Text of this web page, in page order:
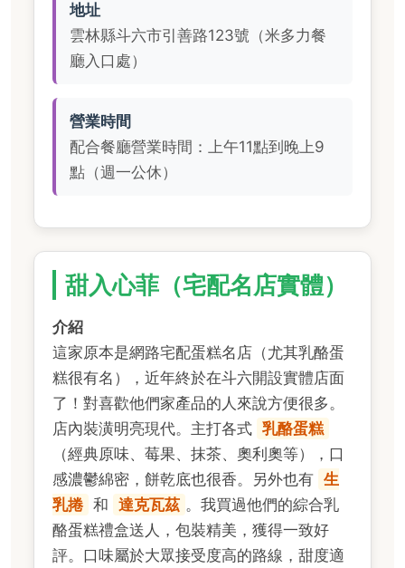
地址
雲林縣斗六市引善路123號（米多力餐
廳入口處）
營業時間
配合餐廳營業時間：上午11點到晚上9
點（週一公休）
甜入心菲（宅配名店實體）
介紹
這家原本是網路宅配蛋糕名店（尤其乳酪蛋
糕很有名），近年終於在斗六開設實體店面
了！對喜歡他們家產品的人來說方便很多。
店內裝潢明亮現代。主打各式 乳酪蛋糕
（經典原味、莓果、抹茶、奧利奧等），口
感濃鬱綿密，餅乾底也很香。另外也有 生
乳捲 和 達克瓦茲 。我買過他們的綜合乳
酪蛋糕禮盒送人，包裝精美，獲得一致好
評。口味屬於大眾接受度高的路線，甜度適